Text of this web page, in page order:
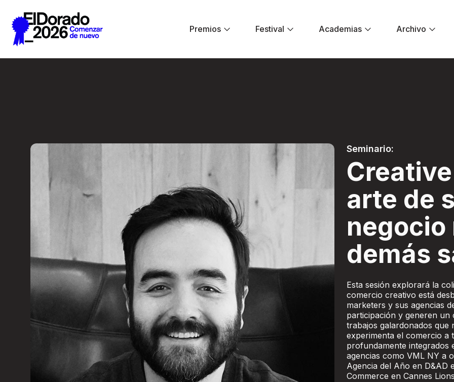
Premios
Festival Academias Archivo
Seminario:
arte de
demás
Esta sesión explorará la
comercio creativo está
marketers y sus agencias
participación y generen un
trabajos galardonados
experimenta el comercio a
profundamente integrados
agencias como VML NY a
Agencia del Año en D&AD
Commerce en Cannes